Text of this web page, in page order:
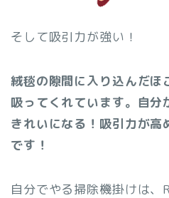
そして吸引力が強い！
絨毯の隙間に入り込んだほ
吸ってくれています。自分
きれいになる！吸引力が高
です！
自分でやる掃除機掛けは、